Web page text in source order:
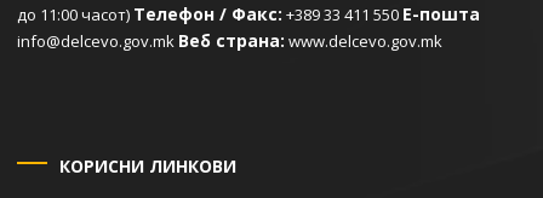
до 11:00 часот) Телефон / Факс: +389 33 411 550 Е-пошта
info@delcevo.gov.mk Веб страна: www.delcevo.gov.mk
КОРИСНИ ЛИНКОВИ